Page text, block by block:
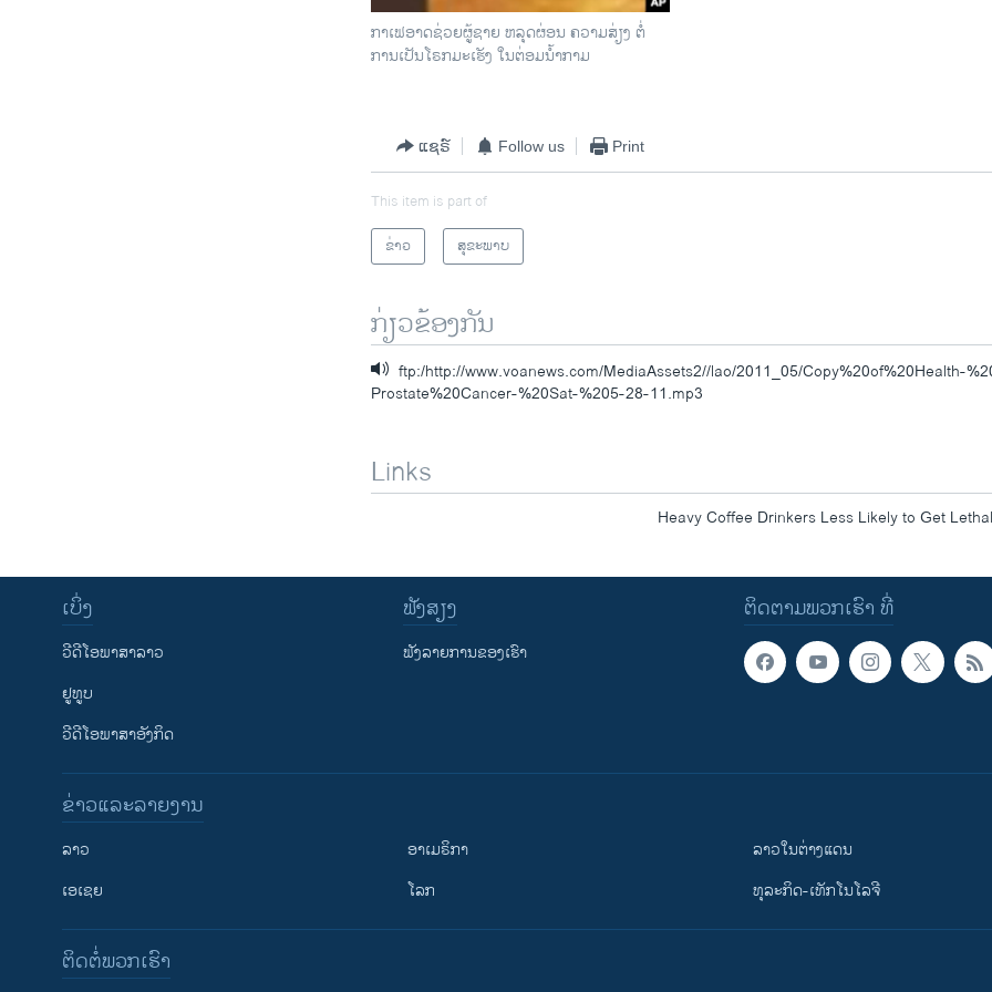
ກາເຟອາດຊ່ວຍຜູ້ຊາຍ ຫລຸດຜ່ອນ ຄວາມສ່ຽງ ຕໍ່
ການເປັນໂຣກມະເຮັງ ໃນຕ່ອມນໍ້າກາມ
ແຊຣ໌ Follow us Print
This item is part of
ຂ່າວ
ສຸຂະພາບ
ກ່ຽວຂ້ອງກັນ
ftp:/http://www.voanews.com/MediaAssets2//lao/2011_05/Copy%20of%20Health-
Prostate%20Cancer-%20Sat-%205-28-11.mp3
Links
Heavy Coffee Drinkers Less Likely to Get
ຕິດຕາມພວກເຮົາ ທີ່
ເບິ່ງ
ວີດີໂອພາສາລາວ
ຢູທູບ
ວີດີໂອພາສາອັງກິດ
ຟັງສຽງ
ຟັງລາຍການຂອງເຮົາ
ຂ່າວແລະລາຍງານ
ລາວ
ເອເຊຍ
ອາເມຣິກາ
ໂລກ
ລາວໃນຕ່າງແດນ
ທຸລະກິດ-ເທັກໂນໂລຈີ
ຕິດຕໍ່ພວກເຮົາ